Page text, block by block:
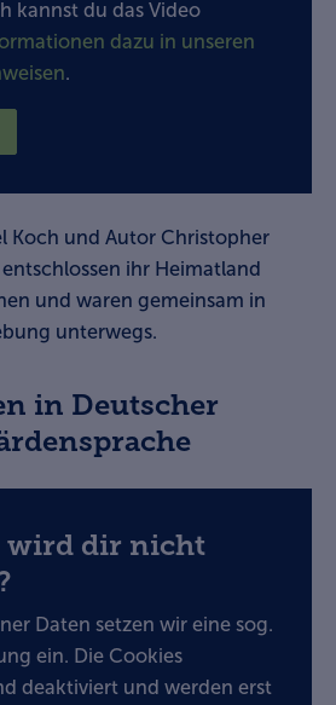
kannst du das Video
dazu in unseren
.
Koch und Autor Christopher
ihr Heimatland
und waren gemeinsam in
unterwegs.
in Deutscher
wird dir nicht
Daten setzen wir eine sog.
ein. Die Cookies
deaktiviert und werden erst